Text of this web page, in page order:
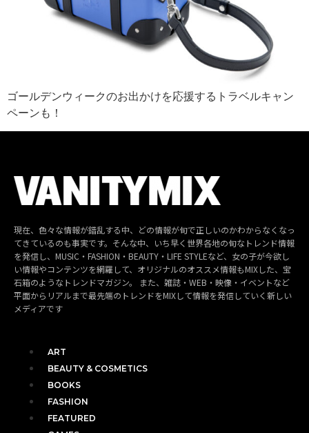
ゴールデンウィークのお出かけを応援するトラベルキャン
ペーンも！
現在、色々な情報が錯乱する中、どの情報が旬で正しいのかわからなくなっ
てきているのも事実です。そんな中、いち早く世界各地の旬なトレンド情報
を発信し、MUSIC・FASHION・BEAUTY・LIFE STYLEなど、女の子が今欲し
い情報やコンテンツを網羅して、オリジナルのオススメ情報もMIXした、宝
石箱のようなトレンドマガジン。 また、雑誌・WEB・映像・イベントなど
平面からリアルまで最先端のトレンドをMIXして情報を発信していく新しい
メディアです
ART
BEAUTY & COSMETICS
BOOKS
FASHION
FEATURED